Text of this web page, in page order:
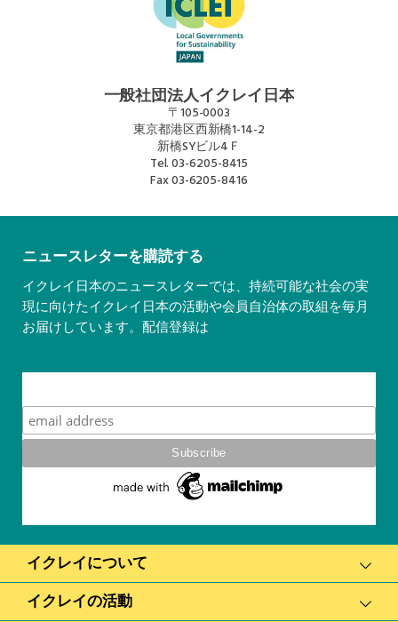
一般社団法人イクレイ日本
〒105-0003
東京都港区西新橋1-14-2
新橋SYビル4Ｆ
Tel.03-6205-8415
Fax03-6205-8416
ニュースレターを購読する
イクレイ日本のニュースレターでは、持続可能な社会の実
現に向けたイクレイ日本の活動や会員自治体の取組を毎月
お届けしています。配信登録は
イクレイについて
イクレイの活動